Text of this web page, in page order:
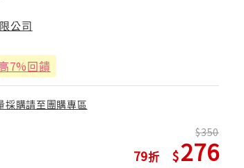
公司
7%回饋
採購請至團購專區
79
350
276